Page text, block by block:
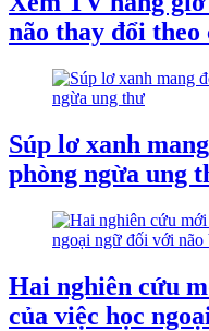
não thay đổi
Súp lơ xanh
phòng ngừa ung
Hai nghiên cứu
của việc học